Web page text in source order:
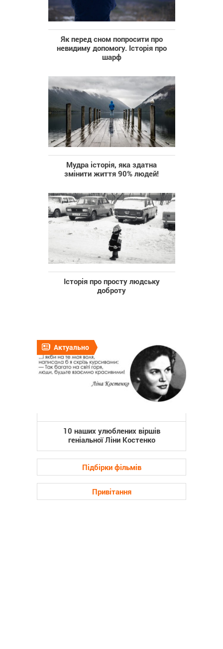
Як перед сном попросити про
невидиму допомогу. Історія про
шарф
Мудра історія, яка здатна
змінити життя 90% людей!
Історія про просту людську
доброту
Актуально
10 наших улюблених віршів
геніальної Ліни Костенко
Підбірки фільмів
Привітання